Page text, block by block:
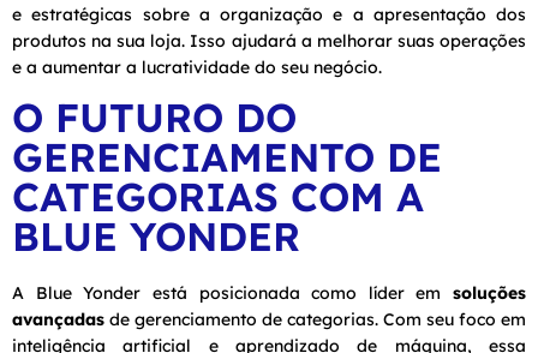
e estratégicas sobre a organização e a apresentação dos
produtos na sua loja. Isso ajudará a melhorar suas operações
e a aumentar a lucratividade do seu negócio.
O FUTURO DO
GERENCIAMENTO DE
CATEGORIAS COM A
BLUE YONDER
A Blue Yonder está posicionada como líder em soluções
avançadas de gerenciamento de categorias. Com seu foco em
inteligência artificial e aprendizado de máquina, essa